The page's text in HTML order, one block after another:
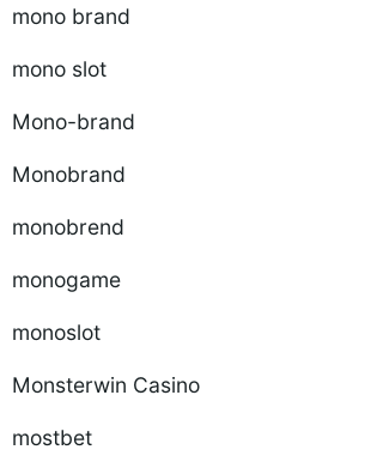
mono brand
mono slot
Mono-brand
Monobrand
monobrend
monogame
monoslot
Monsterwin Casino
mostbet